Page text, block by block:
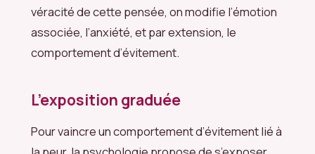
véracité de cette pensée, on modifie l’émotion
associée, l’anxiété, et par extension, le
comportement d’évitement.
L’exposition graduée
Pour vaincre un comportement d’évitement lié à